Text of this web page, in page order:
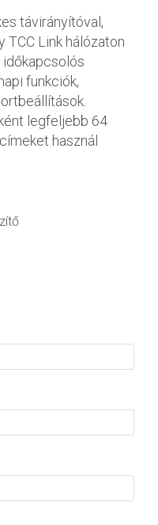
távirányítóval,
Link hálózaton
funkciók,
legfeljebb 64
használ